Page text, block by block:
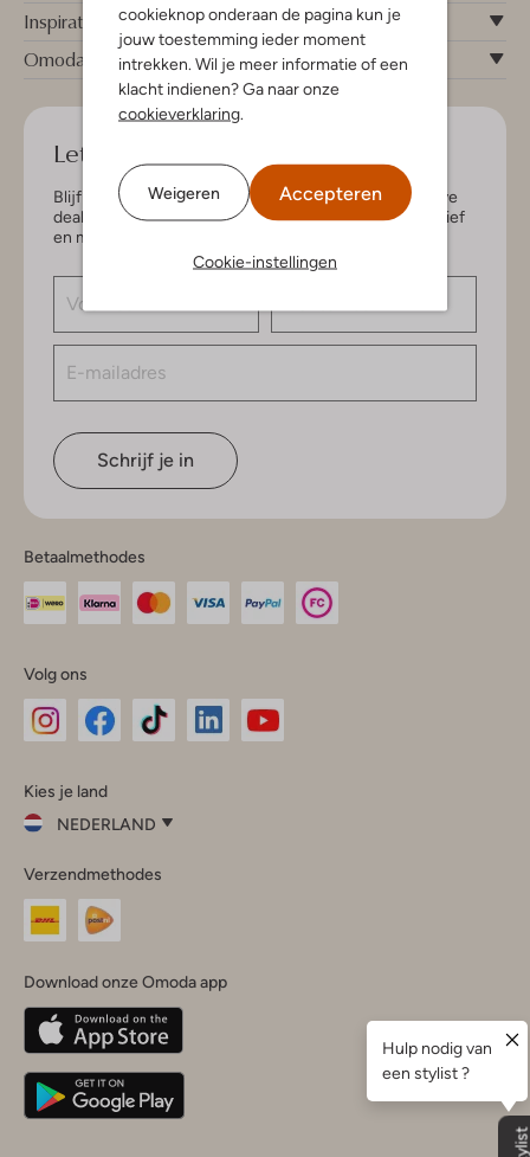
cookieknop onderaan de pagina kun je
jouw toestemming ieder moment
intrekken. Wil je meer informatie of een
klacht indienen? Ga naar onze
cookieverklaring.
Weigeren Accepteren
Cookie-instellingen
Inspiratie
Omoda
Let's keep in touch!
Blijf op de hoogte van de nieuwste items en exclusieve
deals, speciaal voor jou. Schrijf je in voor de nieuwsbrief
en maak kans op € 150,- shoptegoed.
Schrijf je in
Betaalmethodes
Volg ons
InstagramFacebook
Kies je land
NEDERLAND
je
land
Nederland
Belgique(Français)
Deutschland
Verzendmethodes
Download onze Omoda app